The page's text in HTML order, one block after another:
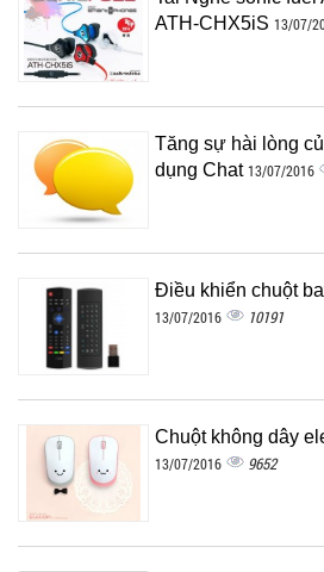
ATH-CHX5iS 13/07/
Tăng sự hài lòng
dụng Chat13/07/2016
Điều khiển chuột
13/07/2016 10191
Chuột không dây
13/07/2016 9652